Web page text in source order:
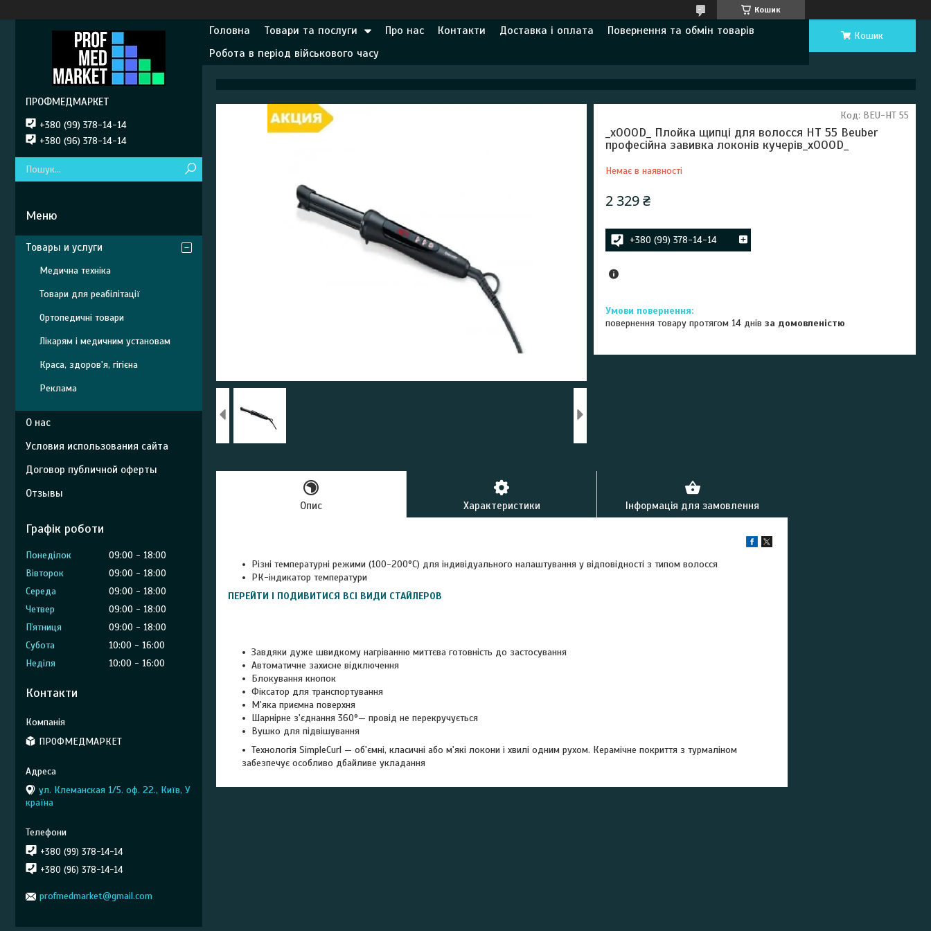
Кошик
Головна Товари та послуги Про нас Контакти Доставка і оплата
Повернення та обмін товарів
Робота в період військового часу
Кошик
_x000D_ Плойка щипці для волосся HT 55 Beuber
професійна завивка локонів кучерів_x000D_
Немає в наявності
Код: BEU-HT 55
2 329 ₴
+380 (99) 378-14-14
повернення товару протягом 14 днівза домовленістю
Опис Характеристики Інформація для замовлення
Різні температурні режими (100-200°C) для індивідуального налаштування у відповідності з типом волосся
РК-індикатор температури
ПЕРЕЙТИ І ПОДИВИТИСЯ ВСІ ВИДИ СТАЙЛЕРОВ
Завдяки дуже швидкому нагріванню миттєва готовність до застосування
Автоматичне захисне відключення
Блокування кнопок
Фіксатор для транспортування
М'яка приємна поверхня
Шарнірне з'єднання 360°— провід не перекручується
Вушко для підвішування
Технологія SimpleCurl — об'ємні, класичні або м'які локони і хвилі одним рухом. Керамічне покриття з турмаліном
забезпечує особливо дбайливе укладання
ПРОФМЕДМАРКЕТ
+380 (99) 378-14-14
+380 (96) 378-14-14
Товары и услуги
Медична техніка
Товари для реабілітації
Ортопедичні товари
Лікарям і медичним установам
Краса, здоров'я, гігієна
Реклама
О нас
Условия использования сайта
Договор публичной оферты
Отзывы
Графік роботи
Понеділок 09:00
18:00
Вівторок
09:00
18:00
Середа
09:00
18:00
Четвер
09:00
18:00
Пʼятниця
09:00
18:00
Субота
10:00
16:00
Неділя
10:00 16:00
Контакти
ПРОФМЕДМАРКЕТ
ул. Клеманская 1/5. оф. 22., Київ, У
країна
+380 (99) 378-14-14
+380 (96) 378-14-14
profmedmarket@gmail.com